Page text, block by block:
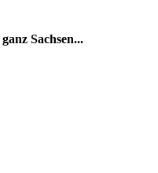
Sachsen...